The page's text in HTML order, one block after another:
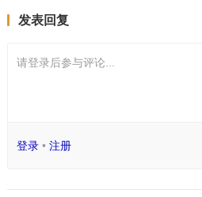
发表回复
请登录后参与评论...
登录• 注册